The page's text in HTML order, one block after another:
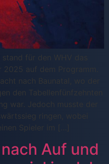
für den WHV das
auf dem Programm.
nach Baunatal, wo der
den Tabellenfünfzehnten
war. Jedoch musste der
ringen, wobei
Spieler im […]
Auf und